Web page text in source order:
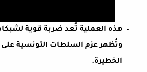
هذه العملية تُعد ضربة قوية
وتُظهر عزم السلطات التونسية على
الخطيرة.